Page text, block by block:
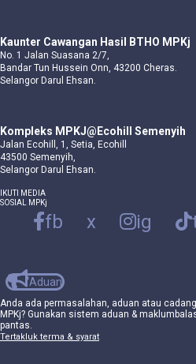
Kaunter Cawangan Hasil BTHO MPKj
No. 1 Jalan Suasana 2/7,
Bandar Tun Hussein Onn, 43200 Cheras.
Selangor Darul Ehsan.
Kompleks MPKJ@Ecohill Semenyih
Jalan Ecohill, 1, Setia, Ecohill
43500 Semenyih,
Selangor Darul Ehsan.
IKUTI MEDIA
SOSIAL MPKj
fb x ig
Aduan
Anda ada permasalahan, aduan atau
MPKj? Gunakan sistem aduan &
pantas.
Tertakluk terma & syarat